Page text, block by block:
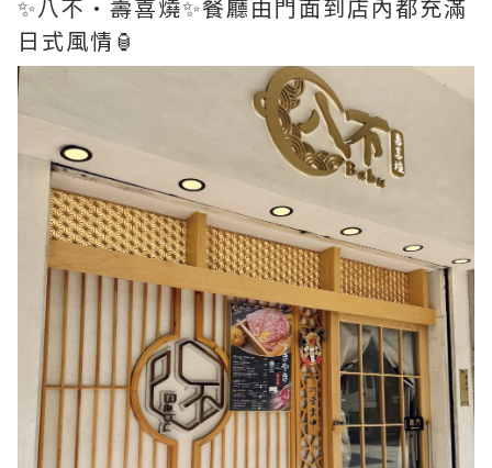
✨八不•壽喜燒✨餐廳由門面到店內都充滿
日式風情🏮